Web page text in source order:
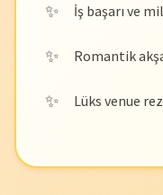
İş başarı ve
Romantik
Lüks venue